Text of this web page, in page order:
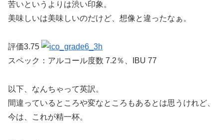
苦いというよりは渋い印象。
美味しいは美味しいのだけど、想像と違ったなぁ。
評価3.75
スペック：アルコール度数 7.2％、IBU 77
以下、なんちゃって英訳。
間違っているところや変なところもあるとは思うけれど、
今は、これが精一杯。